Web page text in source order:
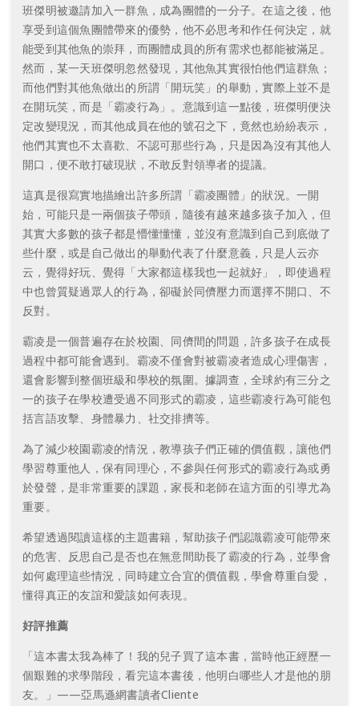
班傑明被邀請加入一群魚，成為團體的一分子。在這之後，他
享受到這個魚團體帶來的優勢，他不必思考和作任何決定，就
能受到其他魚的崇拜，而團體成員的所有需求也都能被滿足。
然而，某一天班傑明忽然發現，其他魚其實很怕他們這群魚；
而他們對其他魚做出的所謂「開玩笑」的舉動，實際上並不是
在開玩笑，而是「霸凌行為」。意識到這一點後，班傑明便決
定改變現況，而其他成員在他的號召之下，竟然也紛紛表示，
他們其實也不太喜歡、不認可那些行為，只是因為沒有其他人
開口，便不敢打破現狀，不敢反對領導者的提議。
這真是很寫實地描繪出許多所謂「霸凌團體」的狀況。一開
始，可能只是一兩個孩子帶頭，隨後有越來越多孩子加入，但
其實大多數的孩子都是懵懂懂懂，並沒有意識到自己到底做了
些什麼，或是自己做出的舉動代表了什麼意義，只是人云亦
云，覺得好玩、覺得「大家都這樣我也一起就好」，即使過程
中也曾質疑過眾人的行為，卻礙於同儕壓力而選擇不開口、不
反對。
霸凌是一個普遍存在於校園、同儕間的問題，許多孩子在成長
過程中都可能會遇到。霸凌不僅會對被霸凌者造成心理傷害，
還會影響到整個班級和學校的氛圍。據調查，全球約有三分之
一的孩子在學校遭受過不同形式的霸凌，這些霸凌行為可能包
括言語攻擊、身體暴力、社交排擠等。
為了減少校園霸凌的情況，教導孩子們正確的價值觀，讓他們
學習尊重他人，保有同理心，不參與任何形式的霸凌行為或勇
於發聲，是非常重要的課題，家長和老師在這方面的引導尤為
重要。
希望透過閱讀這樣的主題書籍，幫助孩子們認識霸凌可能帶來
的危害、反思自己是否也在無意間助長了霸凌的行為，並學會
如何處理這些情況，同時建立合宜的價值觀，學會尊重自愛，
懂得真正的友誼和愛該如何表現。
好評推薦
「這本書太我為棒了！我的兒子買了這本書，當時他正經歷一
個艱難的求學階段，看完這本書後，他明白哪些人才是他的朋
友。」——亞馬遜網書讀者Cliente